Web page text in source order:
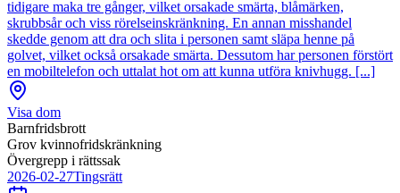
tidigare maka tre gånger, vilket orsakade smärta, blåmärken,
skrubbsår och viss rörelseinskränkning. En annan misshandel
skedde genom att dra och slita i personen samt släpa henne på
golvet, vilket också orsakade smärta. Dessutom har personen förstört
en mobiltelefon och uttalat hot om att kunna utföra knivhugg. [...]
Visa dom
Barnfridsbrott
Grov kvinnofridskränkning
Övergrepp i rättssak
2026-02-27Tingsrätt